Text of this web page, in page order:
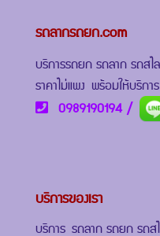
รถลากรถยก.com
บริการรถยก รถลาก รถสไ
ราคาไม่แพง พร้อมให้บริกา
0989190194/
บริการของเรา
บริการ รถลาก รถยก รถส